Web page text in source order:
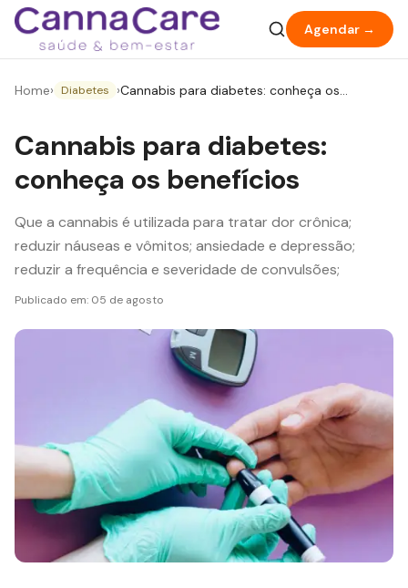
Agendar →
Home› Diabetes ›Cannabis para diabetes: conheça os
Cannabis para diabetes:
conheça os benefícios
Que a cannabis é utilizada para tratar dor crônica;
reduzir náuseas e vômitos; ansiedade e depressão;
reduzir a frequência e severidade de convulsões;
Publicado em: 05 de agosto